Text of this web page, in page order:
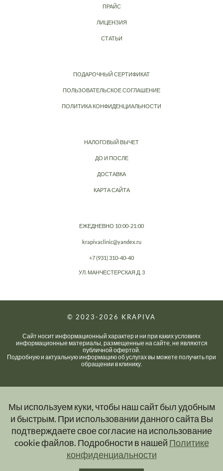
Мы используем куки, чтобы наш сайт был удобным
и быстрым. При использовании данного сайта Вы
подтверждаете свое согласие на использование
cookie файлов. Подробности в нашей Политике
конфиденциальности
ПРАЙС
ЛИЦЕНЗИЯ
СТАТЬИ
ПОДАРОЧНЫЙ СЕРТИФИКАТ
ПОЛЬЗОВАТЕЛЬСКОЕ СОГЛАШЕНИЕ
ПОЛИТИКА КОНФИДЕНЦИАЛЬНОСТИ
НАЛОГОВЫЙ ВЫЧЕТ
ДО И ПОСЛЕ
ДОСТАВКА
КАРТА САЙТА
ЕЖЕДНЕВНО 10:00-21:00
krapivaclinic@yandex.ru
+7 (931) 310-40-40
УЛ. МАНЧЕСТЕРСКАЯ Д. 3
© 2023-2026 KRAPIVA
Сайт носит информационный характер и ни при каких условиях
информационные материалы, размещенные на сайте, не являются
публичной офертой.
Подробную и актуальную информацию об услугах вы можете получить при
обращении в клинику.